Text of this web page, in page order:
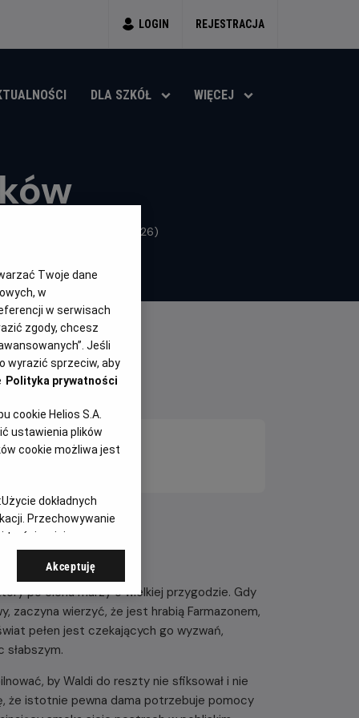
LOGIN REJESTRACJA
DLA SZKÓŁ WIĘCEJ
Wielka Brytania, Inne (2026)
po cichu marzy o wielkiej przygodzie. Gdy
zaczyna wierzyć, że jest hrabią Farmazonem,
pełen jest czekających go wyzwań,
słabszym.
by Waldi do reszty nie sfiksował i nie
że istotnie pewna dama potrzebuje pomocy
Twoje dane
w
w serwisach
zgody, chcesz
Jeśli
wyrazić sprzeciw, aby
Polityka prywatności
cookie Helios S.A.
ustawienia plików
cookie możliwa jest
Użycie dokładnych
Przechowywanie
opinie
Akceptuję